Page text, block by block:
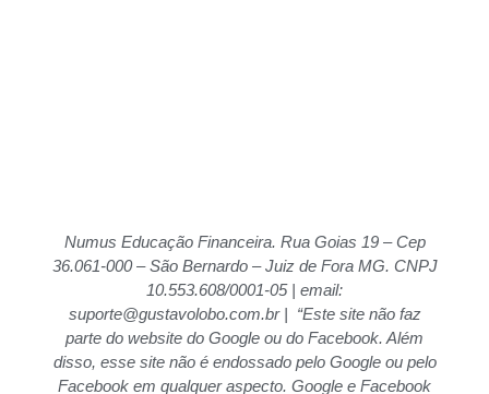
Numus Educação Financeira. Rua Goias 19 – Cep
36.061-000 – São Bernardo – Juiz de Fora MG. CNPJ
10.553.608/0001-05 | email:
suporte@gustavolobo.com.br | “Este site não faz
parte do website do Google ou do Facebook. Além
disso, esse site não é endossado pelo Google ou pelo
Facebook em qualquer aspecto. Google e Facebook